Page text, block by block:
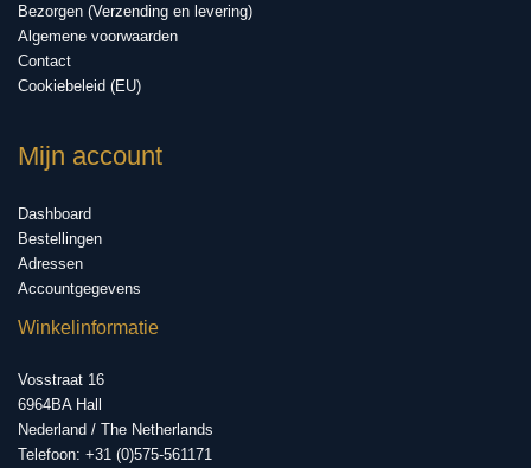
Bezorgen (Verzending en levering)
Algemene voorwaarden
Contact
Cookiebeleid (EU)
Mijn account
Dashboard
Bestellingen
Adressen
Accountgegevens
Winkelinformatie
Vosstraat 16
6964BA Hall
Nederland / The Netherlands
Telefoon: +31 (0)575-561171